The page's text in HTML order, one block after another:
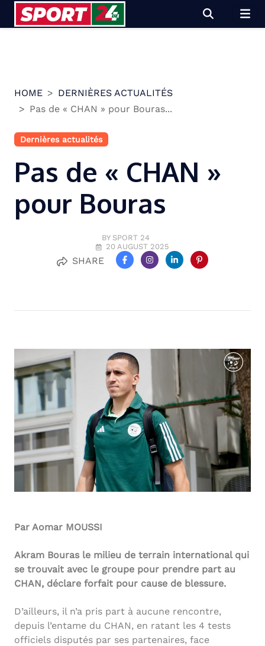
HOME
DERNIÈRES ACTUALITÉS
Pas de « CHAN » pour Bouras...
Dernières actualités
Pas de « CHAN »
pour Bouras
BY SPORT 24
20 AUGUST 2025
SHARE
Par Aomar MOUSSI
Akram Bouras le milieu de terrain international qui
se trouvait avec le groupe pour prendre part au
CHAN, déclare forfait pour cause de blessure.
D’ailleurs, il n’a pris part à aucune rencontre,
depuis l’entame du CHAN, en ratant les 4 tests
officiels disputés par ses partenaires, face